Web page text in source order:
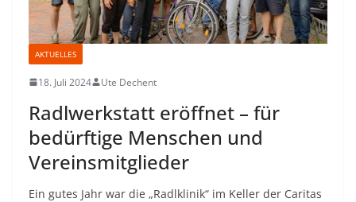
AKTUELLES
18. Juli 2024 Ute Dechent
Radlwerkstatt eröffnet – für
bedürftige Menschen und
Vereinsmitglieder
Ein gutes Jahr war die „Radlklinik“ im Keller der Caritas